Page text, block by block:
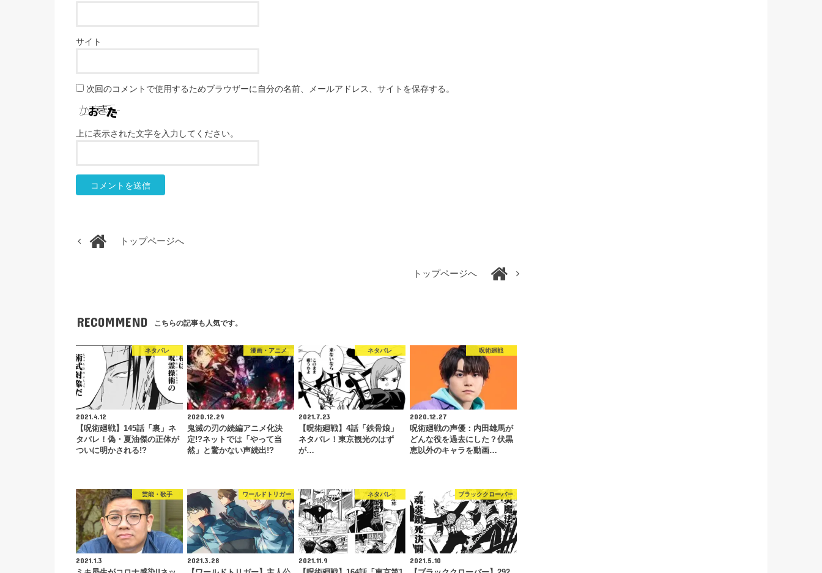
サイト
次回のコメントで使用するためブラウザーに自分の名前、メールアドレス、サイトを保存する。
上に表示された文字を入力してください。
トップページへ
トップページへ
RECOMMEND こちらの記事も人気です。
ネタバレ
2021.4.12
【呪術廻戦】145話「裏」ネ
タバレ！偽・夏油傑の正体が
ついに明かされる!?
漫画・アニメ
2020.12.29
鬼滅の刃の続編アニメ化決
定!?ネットでは「やって当
然」と驚かない声続出!?
ネタバレ
2021.7.23
【呪術廻戦】4話「鉄骨娘」
ネタバレ！東京観光のはず
が…
呪術廻戦
2020.12.27
呪術廻戦の声優：内田雄馬が
どんな役を過去にした？伏黒
恵以外のキャラを動画…
芸能・歌手
2021.1.3
ワールドトリガー
2021.3.28
ネタバレ
2021.11.9
ブラッククローバー
2021.5.10